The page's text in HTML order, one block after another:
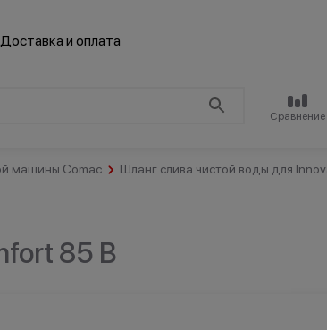
Доставка и оплата
Сравнение
машины Comac Шланг слива чистой воды для
85 B